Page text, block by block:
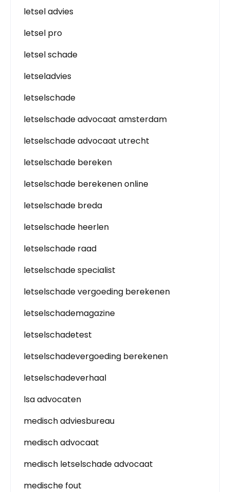
letsel advies
letsel pro
letsel schade
letseladvies
letselschade
letselschade advocaat amsterdam
letselschade advocaat utrecht
letselschade bereken
letselschade berekenen online
letselschade breda
letselschade heerlen
letselschade raad
letselschade specialist
letselschade vergoeding berekenen
letselschademagazine
letselschadetest
letselschadevergoeding berekenen
letselschadeverhaal
lsa advocaten
medisch adviesbureau
medisch advocaat
medisch letselschade advocaat
medische fout